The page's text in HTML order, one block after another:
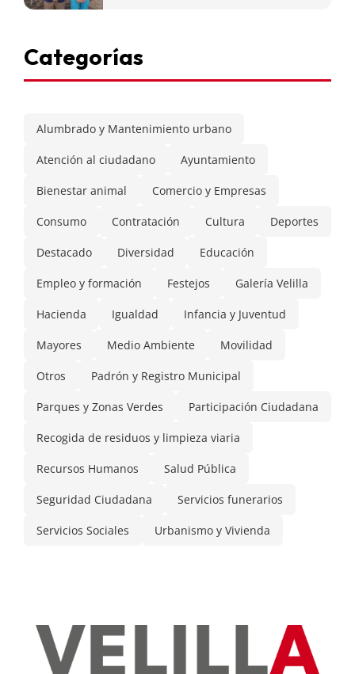
Categorías
Alumbrado y Mantenimiento urbano
Atención al ciudadano Ayuntamiento
Bienestar animal Comercio y Empresas
Consumo Contratación Cultura Deportes
Destacado Diversidad Educación
Empleo y formación Festejos Galería Velilla
Hacienda Igualdad Infancia y Juventud
Mayores Medio Ambiente Movilidad
Otros Padrón y Registro Municipal
Parques y Zonas Verdes Participación Ciudadana
Recogida de residuos y limpieza viaria
Recursos Humanos Salud Pública
Seguridad Ciudadana Servicios funerarios
Servicios Sociales Urbanismo y Vivienda